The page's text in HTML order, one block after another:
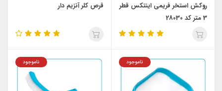
روکش استخر فریمی اینتکس قطر
3 متر کد 28030
قرص کلر آنزیم دار
ناموجود ناموجود